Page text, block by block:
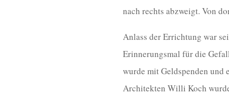
nach rechts abzweigt. Von
Anlass der Errichtung war
Erinnerungsmal für die
wurde mit Geldspenden und
Architekten Willi Koch